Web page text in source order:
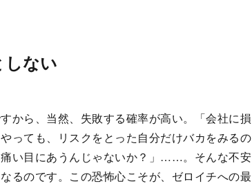
しない
から、当然、失敗する確率が高い。「会社に損
っても、リスクをとった自分だけバカをみるの
い目にあうんじゃないか？」……。そんな不安
るのです。この恐怖心こそが、ゼロイチへの最